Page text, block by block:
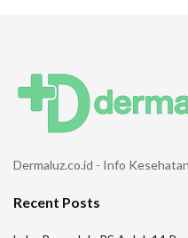
Dermaluz.co.id - Info
Recent Posts